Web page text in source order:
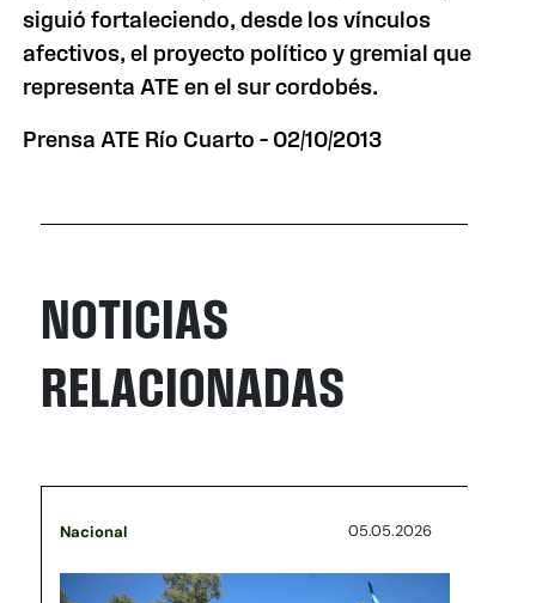
siguió fortaleciendo, desde los vínculos
afectivos, el proyecto político y gremial que
representa ATE en el sur cordobés.
Prensa ATE Río Cuarto – 02/10/2013
NOTICIAS
RELACIONADAS
Nacional 05.05.2026